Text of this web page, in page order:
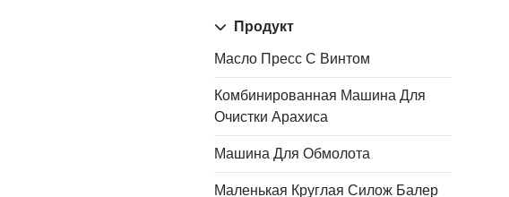
Продукт
Масло Пресс С Винтом
Комбинированная Машина Для
Очистки Арахиса
Машина Для Обмолота
Маленькая Круглая Силож Балер